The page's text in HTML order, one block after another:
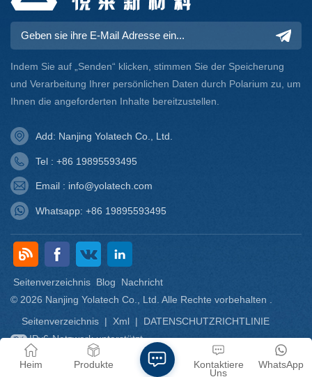
Indem Sie auf „Senden“ klicken, stimmen Sie der Speicherung
und Verarbeitung Ihrer persönlichen Daten durch Polarium zu, um
Ihnen die angeforderten Inhalte bereitzustellen.
Add: Nanjing Yolatech Co., Ltd.
Tel : +86 19895593495
Email : info@yolatech.com
Whatsapp: +86 19895593495
Seitenverzeichnis Blog
Nachricht
© 2026 Nanjing Yolatech Co., Ltd. Alle Rechte vorbehalten .
Seitenverzeichnis | Xml |
DATENSCHUTZRICHTLINIE
IPv6-Netzwerk unterstützt
Heim Produkte WhatsApp
Kontaktiere
Uns